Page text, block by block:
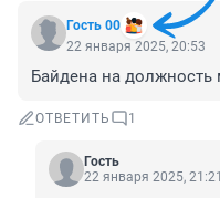
Гость 00
22 января 2025, 20:53
Байдена на должность
ОТВЕТИТЬ 1
Гость
22 января 2025, 21:21